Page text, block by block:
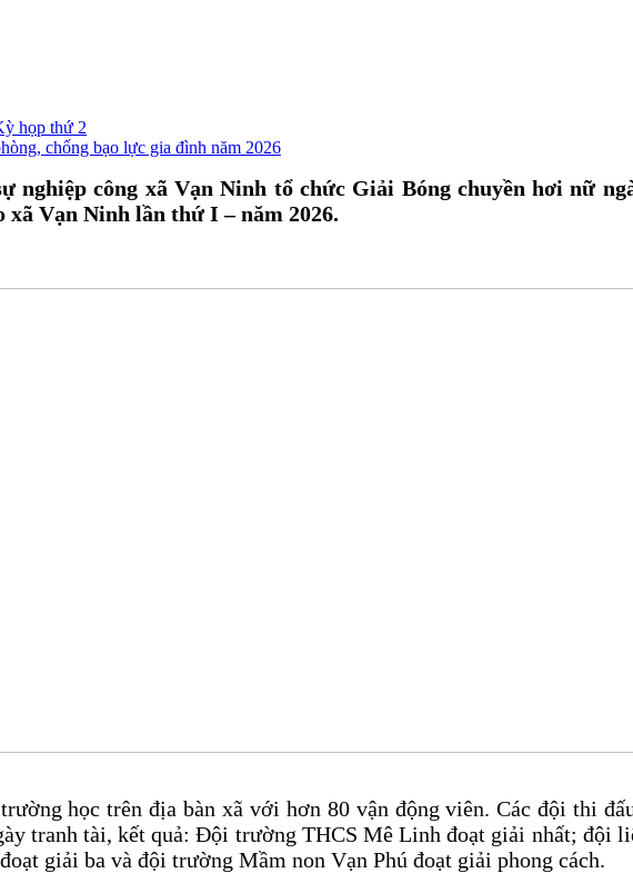
họp thứ 2
chống bạo lực gia đình năm 2026
nghiệp công xã Vạn Ninh tổ chức Giải Bóng chuyền hơi nữ
Vạn Ninh lần thứ I – năm 2026.
học trên địa bàn xã với hơn 80 vận động viên. Các đội thi
tranh tài, kết quả: Đội trường THCS Mê Linh đoạt giải nhất; đội
giải ba và đội trường Mầm non Vạn Phú đoạt giải phong cách.